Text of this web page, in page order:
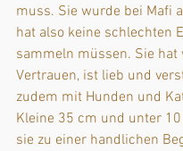
muss. Sie wurde bei Mafi
hat also keine schlechten
sammeln müssen. Sie hat
Vertrauen, ist lieb und
zudem mit Hunden und
Kleine 35 cm und unter
sie zu einer handlichen